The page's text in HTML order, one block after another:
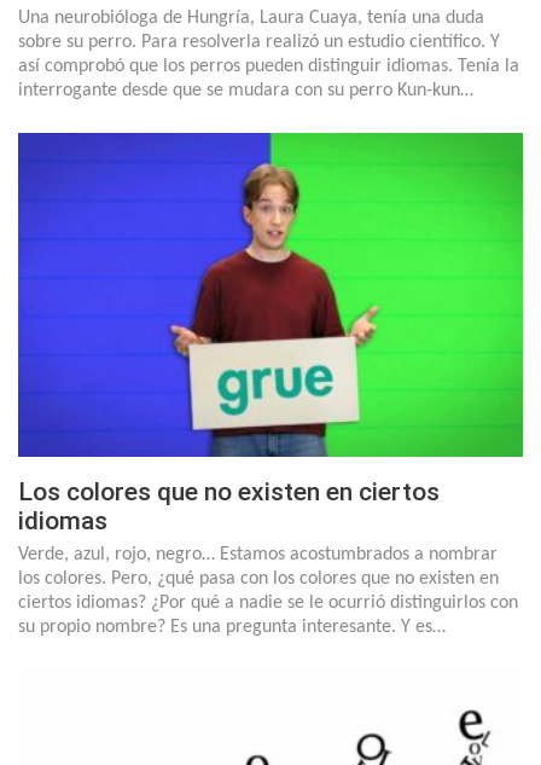
Una neurobióloga de Hungría, Laura Cuaya, tenía una duda
sobre su perro. Para resolverla realizó un estudio científico. Y
así comprobó que los perros pueden distinguir idiomas. Tenía la
interrogante desde que se mudara con su perro Kun-kun…
Los colores que no existen en ciertos
idiomas
Verde, azul, rojo, negro… Estamos acostumbrados a nombrar
los colores. Pero, ¿qué pasa con los colores que no existen en
ciertos idiomas? ¿Por qué a nadie se le ocurrió distinguirlos con
su propio nombre? Es una pregunta interesante. Y es…